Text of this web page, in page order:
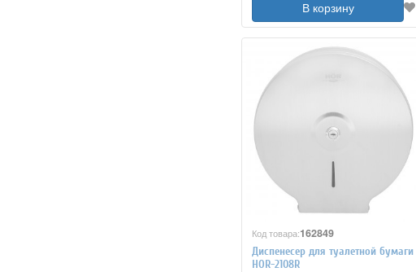
В корзину
Код товара:162849
Диспенесер для туалетной бумаги
HOR-2108R